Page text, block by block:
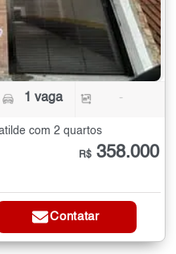
1 vaga -
com 2 quartos
R$ 358.000
Contatar